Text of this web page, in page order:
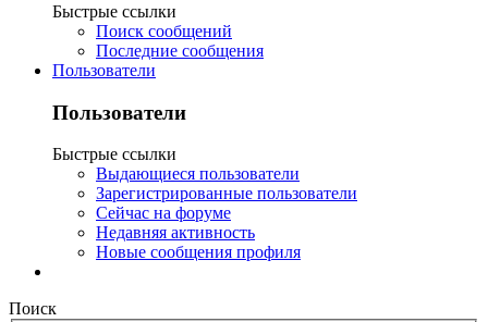
Быстрые ссылки
Поиск сообщений
Последние сообщения
Пользователи
Пользователи
Быстрые ссылки
Выдающиеся пользователи
Зарегистрированные пользователи
Сейчас на форуме
Недавняя активность
Новые сообщения профиля
Поиск